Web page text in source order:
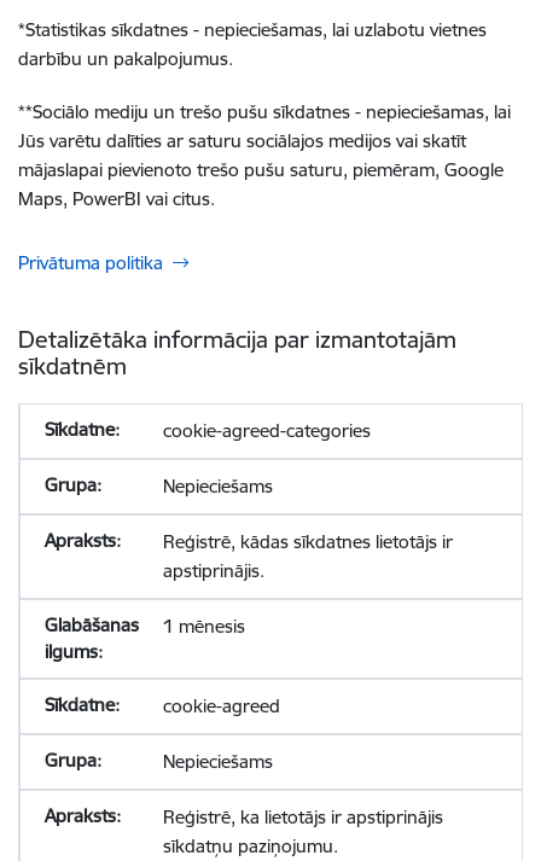
*Statistikas sīkdatnes - nepieciešamas, lai uzlabotu vietnes
darbību un pakalpojumus.
**Sociālo mediju un trešo pušu sīkdatnes - nepieciešamas, lai
Jūs varētu dalīties ar saturu sociālajos medijos vai skatīt
mājaslapai pievienoto trešo pušu saturu, piemēram, Google
Maps, PowerBI vai citus.
Privātuma politika
Detalizētāka informācija par izmantotajām
sīkdatnēm
cookie-agreed-categories
Nepieciešams
Reģistrē, kādas sīkdatnes lietotājs ir
apstiprinājis.
1 mēnesis
cookie-agreed
Nepieciešams
Reģistrē, ka lietotājs ir apstiprinājis
sīkdatņu paziņojumu.